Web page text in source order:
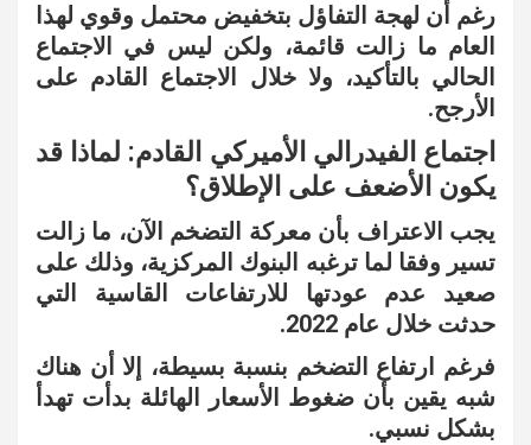
رغم أن لهجة التفاؤل بتخفيض محتمل وقوي لهذا
العام ما زالت قائمة، ولكن ليس في الاجتماع
الحالي بالتأكيد، ولا خلال الاجتماع القادم على
الأرجح.
اجتماع الفيدرالي الأميركي القادم: لماذا قد
يكون الأضعف على الإطلاق؟
يجب الاعتراف بأن معركة التضخم الآن، ما زالت
تسير وفقا لما ترغبه البنوك المركزية، وذلك على
صعيد عدم عودتها للارتفاعات القاسية التي
حدثت خلال عام 2022.
فرغم ارتفاع التضخم بنسبة بسيطة، إلا أن هناك
شبه يقين بأن ضغوط الأسعار الهائلة بدأت تهدأ
بشكل نسبي.